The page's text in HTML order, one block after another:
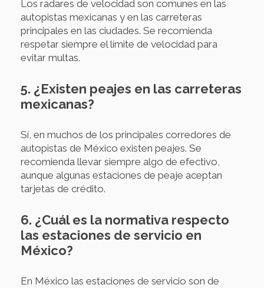
Los radares de velocidad son comunes en las
autopistas mexicanas y en las carreteras
principales en las ciudades. Se recomienda
respetar siempre el límite de velocidad para
evitar multas.
5. ¿Existen peajes en las carreteras
mexicanas?
Sí, en muchos de los principales corredores de
autopistas de México existen peajes. Se
recomienda llevar siempre algo de efectivo,
aunque algunas estaciones de peaje aceptan
tarjetas de crédito.
6. ¿Cuál es la normativa respecto
las estaciones de servicio en
México?
En México las estaciones de servicio son de